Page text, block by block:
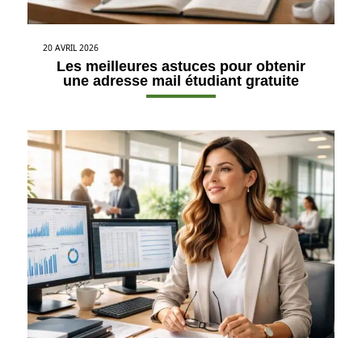
20 AVRIL 2026
Les meilleures astuces pour obtenir
une adresse mail étudiant gratuite